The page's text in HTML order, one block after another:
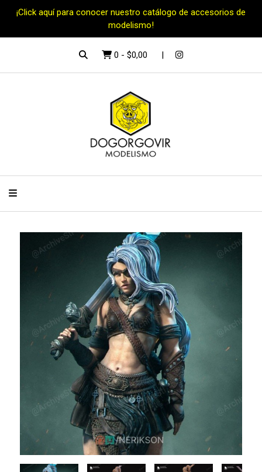
¡Click aquí para conocer nuestro catálogo de accesorios de
modelismo!
0 - $0,00